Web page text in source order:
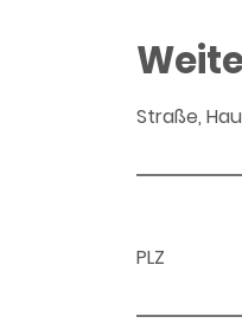
Straße,
PLZ